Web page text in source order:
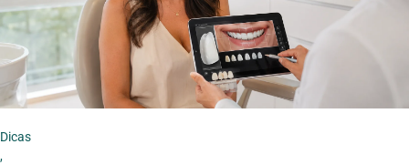
Dicas
,